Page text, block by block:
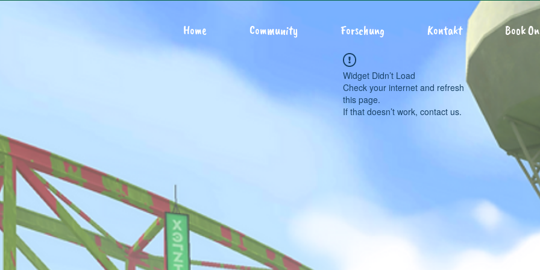
Home Community Forschung Kontakt Book
Widget Didn’t Load
Check your internet and refresh
this page.
If that doesn’t work, contact us.